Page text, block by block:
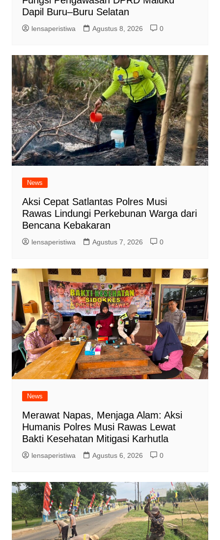
Dapil Buru–Buru Selatan
lensaperistiwa Agustus 8, 2026 0
News
Aksi Cepat Satlantas Polres Musi
Rawas Lindungi Perkebunan Warga dari
Bencana Kebakaran
lensaperistiwa Agustus 7, 2026 0
News
Merawat Napas, Menjaga Alam: Aksi
Humanis Polres Musi Rawas Lewat
Bakti Kesehatan Mitigasi Karhutla
lensaperistiwa Agustus 6, 2026 0